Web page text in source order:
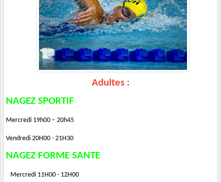
Adultes :
NAGEZ SPORTIF
Mercredi 19h00 – 20h45
Vendredi 20H00 - 21H30
NAGEZ FORME SANTE
Mercredi 11H00 - 12H00